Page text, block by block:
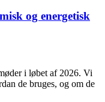
og energetisk
i løbet af 2026. Vi
de bruges, og om de